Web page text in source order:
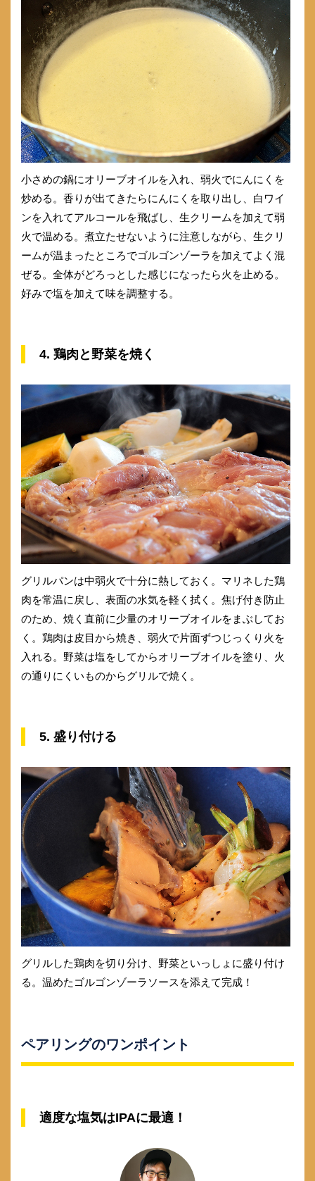
小さめの鍋にオリーブオイルを入れ、弱火でにんにくを
炒める。香りが出てきたらにんにくを取り出し、白ワイ
ンを入れてアルコールを飛ばし、生クリームを加えて弱
火で温める。煮立たせないように注意しながら、生クリ
ームが温まったところでゴルゴンゾーラを加えてよく混
ぜる。全体がどろっとした感じになったら火を止める。
好みで塩を加えて味を調整する。
4. 鶏肉と野菜を焼く
グリルパンは中弱火で十分に熱しておく。マリネした鶏
肉を常温に戻し、表面の水気を軽く拭く。焦げ付き防止
のため、焼く直前に少量のオリーブオイルをまぶしてお
く。鶏肉は皮目から焼き、弱火で片面ずつじっくり火を
入れる。野菜は塩をしてからオリーブオイルを塗り、火
の通りにくいものからグリルで焼く。
5. 盛り付ける
グリルした鶏肉を切り分け、野菜といっしょに盛り付け
る。温めたゴルゴンゾーラソースを添えて完成！
ペアリングのワンポイント
適度な塩気はIPAに最適！